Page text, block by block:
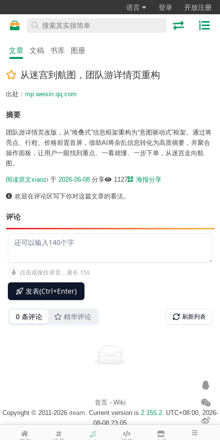
语言 登录 开放注册
文章 文稿 书库 图册
从迷宫到航图，团队游详情页重构
出处： mp.weixin.qq.com
摘要
团队游详情页改版，从“堆叠式”信息框架重构为“意图驱动式”框架。通过将
亮点、行程、价格前置首屏，借助AI将杂乱信息转化为高质摘要，并聚合
操作面板，让用户一眼找到重点、一看就懂、一步下单，从迷宫走向航
图。
阅读原文xiaozi 于 2026-06-08 分享 1127 海报分享
欢迎在评论区写下你对这篇文章的看法。
评论
首页- Wiki
Copyright © 2011-2026 iteam. Current version is 2.155.2. UTC+08:00, 2026-
08-08 23:05
浙ICP备14020137号-1 $访客地图$